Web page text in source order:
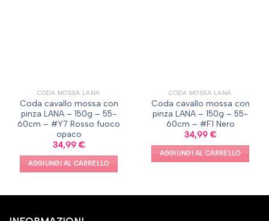
CODA MOSSA LANA
Coda cavallo mossa con
pinza LANA – 150g – 55-
60cm – #Y7 Rosso fuoco
opaco
34,99 €
AGGIUNGI AL CARRELLO
CODA MOSSA LANA
Coda cavallo mossa con
pinza LANA – 150g – 55-
60cm – #F1 Nero
34,99 €
AGGIUNGI AL CARRELLO